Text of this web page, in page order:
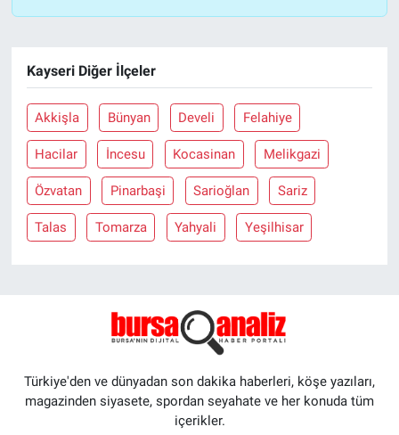
Kayseri Diğer İlçeler
Akkişla Bünyan Develi Felahiye
Hacilar İncesu Kocasinan Melikgazi
Özvatan Pinarbaşi Sarioğlan Sariz
Talas Tomarza Yahyali Yeşilhisar
Türkiye'den ve dünyadan son dakika haberleri, köşe yazıları,
magazinden siyasete, spordan seyahate ve her konuda tüm
içerikler.